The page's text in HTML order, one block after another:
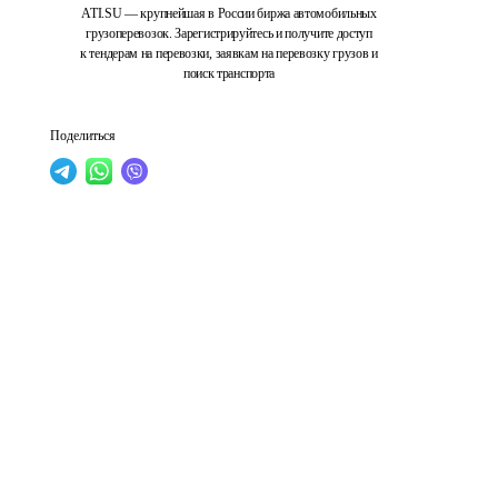
ATI.SU — крупнейшая в России биржа автомобильных
грузоперевозок. Зарегистрируйтесь и получите доступ
к тендерам на перевозки, заявкам на перевозку грузов и
поиск транспорта
Поделиться